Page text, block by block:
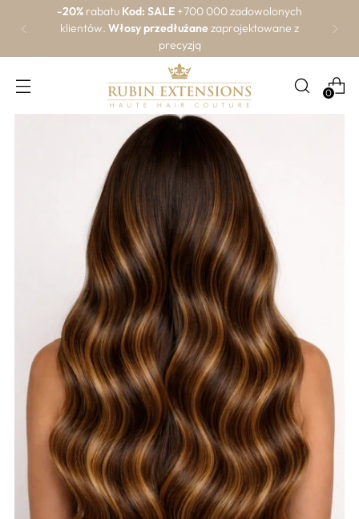
Ekspresowa wysyłka ze Szwajcarii
Zamówienia złożone do godziny 17:30 są wysyłane
następnego dnia roboczego.
0